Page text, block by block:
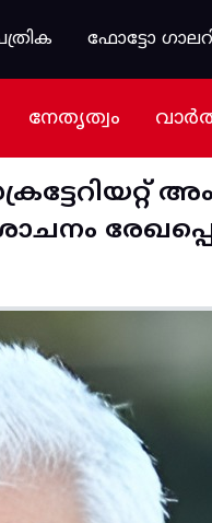
ഫോട്ടോ
നേതൃത്വം